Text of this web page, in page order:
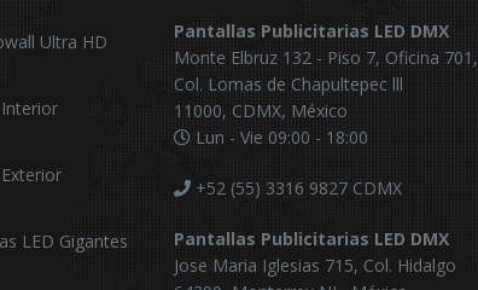
Ultra HD
LED Gigantes
Pantallas Publicitarias LED DMX
Monte Elbruz 132 - Piso 7, Oficina 701,
Col. Lomas de Chapultepec lll
11000, CDMX, México
Lun - Vie 09:00 - 18:00
+52 (55) 3316 9827 CDMX
Pantallas Publicitarias LED DMX
Jose Maria Iglesias 715, Col. Hidalgo